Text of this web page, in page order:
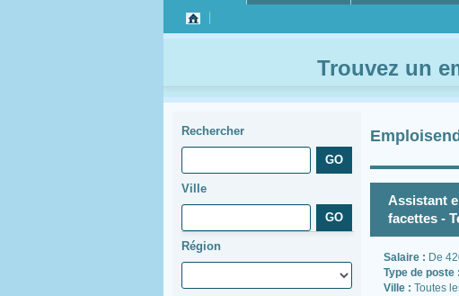
Trouvez un
Rechercher
Ville
Région
Assistant
facettes -
Salaire : De
Type de poste :
Ville : Toutes